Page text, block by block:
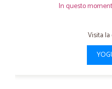
In questo
Visita la